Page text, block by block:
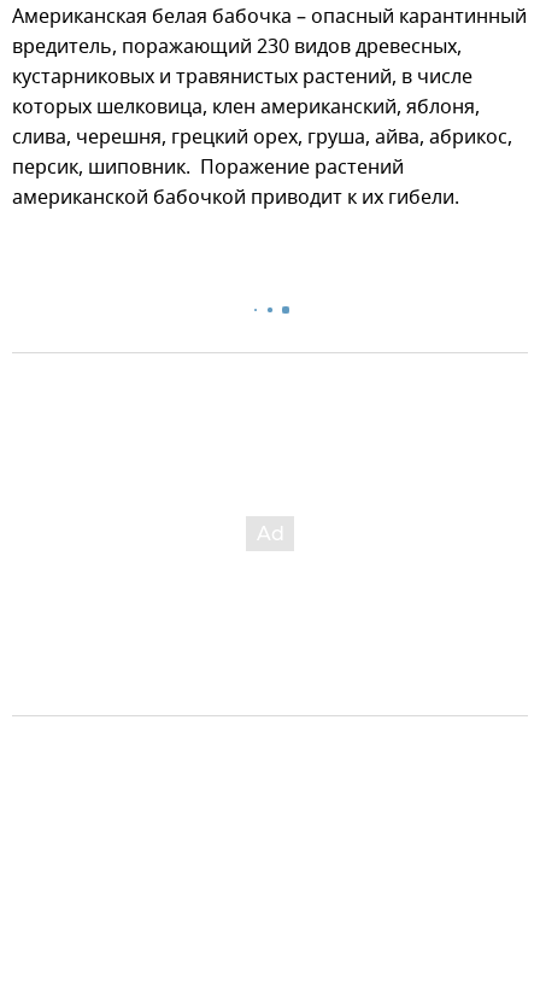
Американская белая бабочка – опасный карантинный
вредитель, поражающий 230 видов древесных,
кустарниковых и травянистых растений, в числе
которых шелковица, клен американский, яблоня,
слива, черешня, грецкий орех, груша, айва, абрикос,
персик, шиповник. Поражение растений
американской бабочкой приводит к их гибели.